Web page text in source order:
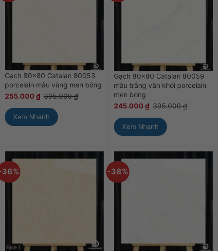
Gạch 80×80 Catalan 80053
porcelain màu vàng men bóng
255.000 ₫ 395.000₫
Xem Nhanh
Gạch 80×80 Catalan 80059
màu trắng vân khói porcelain
men bóng
245.000 ₫ 395.000₫
Xem Nhanh
-38%